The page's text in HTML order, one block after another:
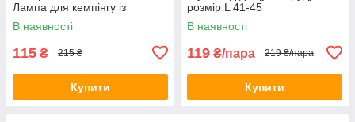
Лампа для кемпінгу із
сонячною панеллю HA-112
В наявності
115 ₴ 215 ₴
Купити
розмір L 41-45
В наявності
119 ₴/пара 219 ₴/пара
Купити